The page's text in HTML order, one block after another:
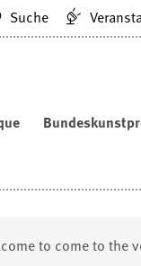
Suche
to come to the